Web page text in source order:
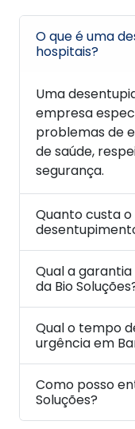
O que é uma
hospitais?
Uma
empresa
problemas de
de saúde,
segurança.
Quanto custa
Qual a
da Bio
Qual o tempo
urgência em
Como posso
Soluções?